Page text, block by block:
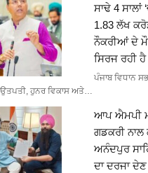
ਸਾਢੇ 4
1.83 ਲੱਖ
ਨੌਕਰੀਆਂ ਦੇ
ਸਿਰਜ ਰਹੀ
ਪੰਜਾਬ ਵਿਧਾਨ
ਉਤਪਤੀ, ਹੁਨਰ ਵਿਕਾਸ ਅਤੇ…
ਆਪ ਐਮਪੀ
ਗਡਕਰੀ ਨਾਲ
ਅਨੰਦਪੁਰ
ਦਾ ਦਰਜਾ